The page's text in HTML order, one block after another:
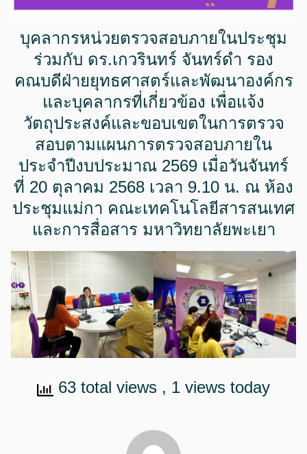
บุคลากรหน่วยตรวจสอบภายในประชุม
ร่วมกับ ดร.เกวรินทร์ จันทร์ดำ รอง
คณบดีฝ่ายยุทธศาสตร์และพัฒนาองค์กร
และบุคลากรที่เกี่ยวข้อง เพื่อแจ้ง
วัตถุประสงค์และขอบเขตในการตรวจ
สอบตามแผนการตรวจสอบภายใน
ประจำปีงบประมาณ 2569 เมื่อวันจันทร์
ที่ 20 ตุลาคม 2568 เวลา 9.10 น. ณ ห้อง
ประชุมแม่กา คณะเทคโนโลยีสารสนเทศ
และการสื่อสาร มหาวิทยาลัยพะเยา
63 total views , 1 views today